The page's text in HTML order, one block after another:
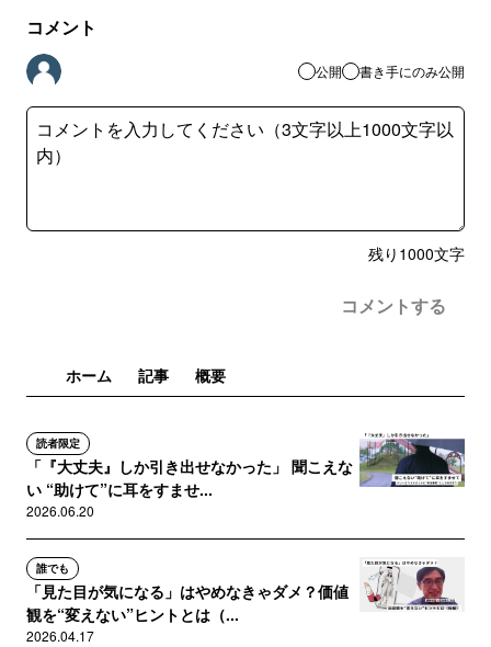
コメント
公開 書き手にのみ公開
残り 1000文字
コメントする
ホーム 記事 概要
読者限定
「『大丈夫』しか引き出せなかった」 聞こえな
い “助けて”に耳をすませ...
2026.06.20
誰でも
「見た目が気になる」はやめなきゃダメ？価値
観を“変えない”ヒントとは（...
2026.04.17